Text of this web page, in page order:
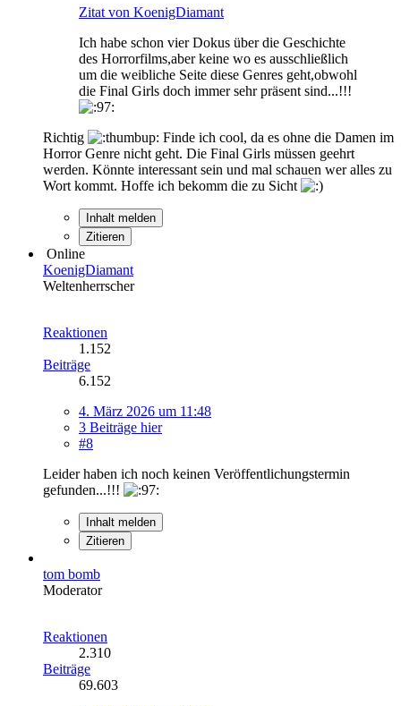
Zitat von KoenigDiamant
Ich habe schon vier Dokus über die Geschichte
des Horrorfilms,aber keine wo es ausschließlich
um die weibliche Seite diese Genres geht,obwohl
die Final Girls doch immer sehr präsent sind...!!!
Richtig
Finde ich cool, da es ohne die Damen im
Horror Genre nicht geht. Die Final Girls müssen geehrt
werden. Könnte interessant sein und mal schauen wer alles zu
Wort kommt. Hoffe ich bekomm die zu Sicht
Inhalt melden
Zitieren
Online
KoenigDiamant
Weltenherrscher
Reaktionen
1.152
Beiträge
6.152
4. März 2026 um 11:48
3 Beiträge hier
#8
Leider haben ich noch keinen Veröffentlichungstermin
gefunden...!!!
Inhalt melden
Zitieren
tom bomb
Moderator
Reaktionen
2.310
Beiträge
69.603